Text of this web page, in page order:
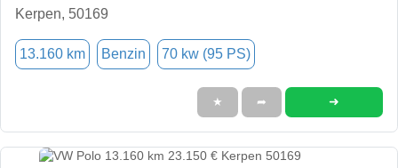
Kerpen, 50169
13.160 km Benzin 70 kw (95 PS)
★ ➦ ➜